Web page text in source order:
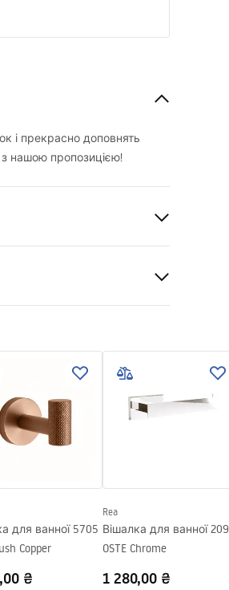
і прекрасно доповнять
нашою пропозицією!
для ванної 5705
Copper
₴
Rea
Вішалка для ванної 209
OSTE Chrome
1 280,00 ₴